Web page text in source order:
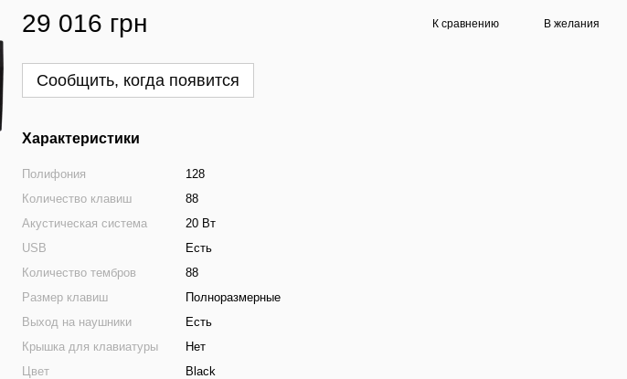
29 016 грн К сравнению В желания
Сообщить, когда появится
Характеристики
Полифония
128
Количество клавиш
88
Акустическая система
20 Вт
USB
Есть
Количество тембров
88
Размер клавиш
Полноразмерные
Выход на наушники
Есть
Крышка для клавиатуры
Нет
Цвет
Black